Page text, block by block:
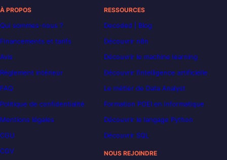
À PROPOS
Qui sommes-nous ?
Financements et tarifs
Avis
Règlement intérieur
FAQ
Politique de confidentialité
Mentions légales
CGU
CGV
RESSOURCES
Decoded | Blog
Découvrir n8n
Découvrir le machine learning
Découvrir l’intelligence artificielle
Le métier de Data Analyst
Formation POEI en informatique
Découvrir le langage Python
Découvrir SQL
NOUS REJOINDRE